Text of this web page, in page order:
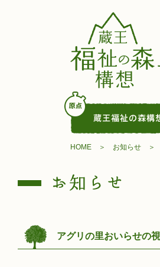
HOME お知らせ
アグリの里おいらせの